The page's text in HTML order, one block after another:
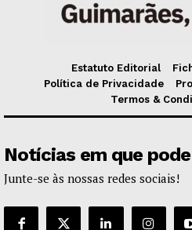
Estatuto Editorial
Política de Privacidade
Termos &
Notícias em que
Junte-se às nossas redes sociais!